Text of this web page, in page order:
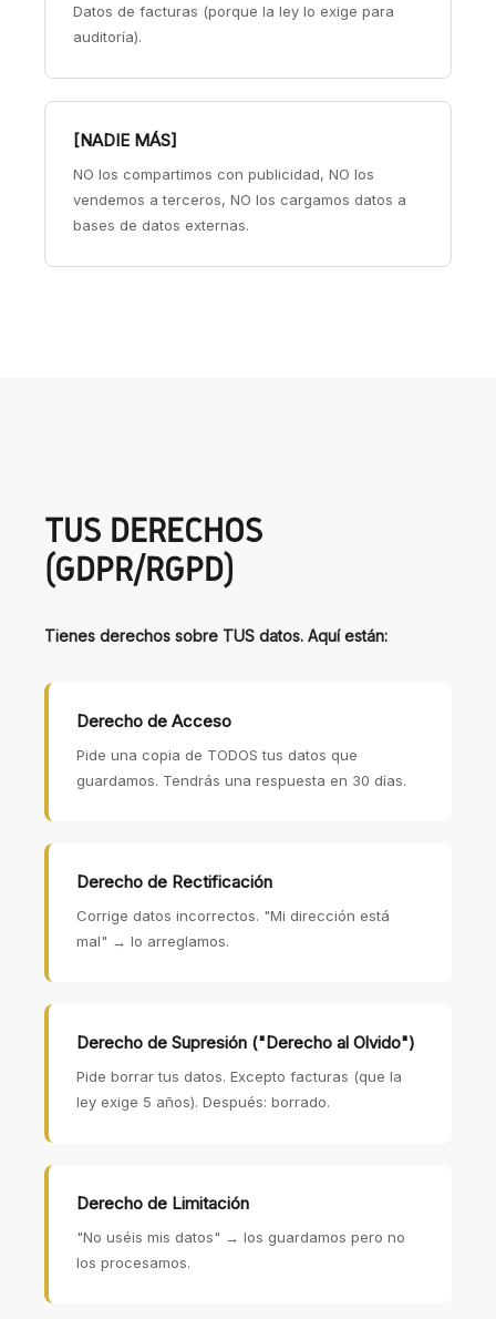
Datos de facturas (porque la ley lo exige para
auditoría).
[NADIE MÁS]
NO los compartimos con publicidad, NO los
vendemos a terceros, NO los cargamos datos a
bases de datos externas.
TUS DERECHOS
(GDPR/RGPD)
Tienes derechos sobre TUS datos. Aquí están:
Derecho de Acceso
Pide una copia de TODOS tus datos que
guardamos. Tendrás una respuesta en 30 días.
Derecho de Rectificación
Corrige datos incorrectos. "Mi dirección está
mal" → lo arreglamos.
Derecho de Supresión ("Derecho al Olvido")
Pide borrar tus datos. Excepto facturas (que la
ley exige 5 años). Después: borrado.
Derecho de Limitación
"No uséis mis datos" → los guardamos pero no
los procesamos.